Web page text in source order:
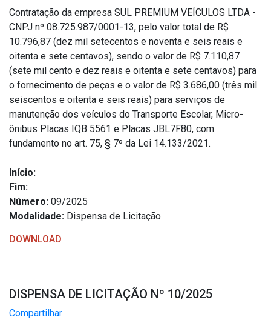
Contratação da empresa SUL PREMIUM VEÍCULOS LTDA -
CNPJ nº 08.725.987/0001-13, pelo valor total de R$
10.796,87 (dez mil setecentos e noventa e seis reais e
oitenta e sete centavos), sendo o valor de R$ 7.110,87
(sete mil cento e dez reais e oitenta e sete centavos) para
o fornecimento de peças e o valor de R$ 3.686,00 (três mil
seiscentos e oitenta e seis reais) para serviços de
manutenção dos veículos do Transporte Escolar, Micro-
ônibus Placas IQB 5561 e Placas JBL7F80, com
fundamento no art. 75, § 7º da Lei 14.133/2021.
Início:
Fim:
Número: 09/2025
Modalidade: Dispensa de Licitação
DOWNLOAD
DISPENSA DE LICITAÇÃO Nº 10/2025
Compartilhar